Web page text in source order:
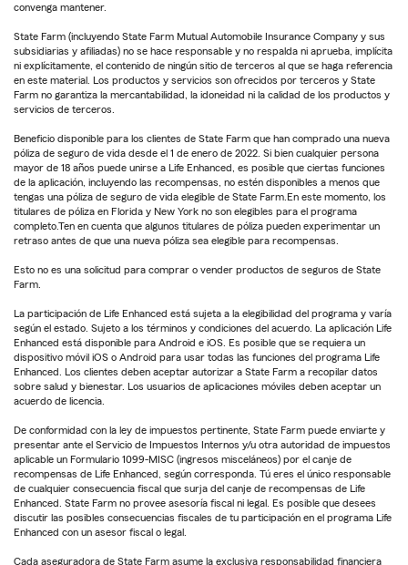
convenga mantener.
State Farm (incluyendo State Farm Mutual Automobile Insurance Company y sus
subsidiarias y afiliadas) no se hace responsable y no respalda ni aprueba, implícita
ni explícitamente, el contenido de ningún sitio de terceros al que se haga referencia
en este material. Los productos y servicios son ofrecidos por terceros y State
Farm no garantiza la mercantabilidad, la idoneidad ni la calidad de los productos y
servicios de terceros.
Beneficio disponible para los clientes de State Farm que han comprado una nueva
póliza de seguro de vida desde el 1 de enero de 2022. Si bien cualquier persona
mayor de 18 años puede unirse a Life Enhanced, es posible que ciertas funciones
de la aplicación, incluyendo las recompensas, no estén disponibles a menos que
tengas una póliza de seguro de vida elegible de State Farm.En este momento, los
titulares de póliza en Florida y New York no son elegibles para el programa
completo.Ten en cuenta que algunos titulares de póliza pueden experimentar un
retraso antes de que una nueva póliza sea elegible para recompensas.
Esto no es una solicitud para comprar o vender productos de seguros de State
Farm.
La participación de Life Enhanced está sujeta a la elegibilidad del programa y varía
según el estado. Sujeto a los términos y condiciones del acuerdo. La aplicación Life
Enhanced está disponible para Android e iOS. Es posible que se requiera un
dispositivo móvil iOS o Android para usar todas las funciones del programa Life
Enhanced. Los clientes deben aceptar autorizar a State Farm a recopilar datos
sobre salud y bienestar. Los usuarios de aplicaciones móviles deben aceptar un
acuerdo de licencia.
De conformidad con la ley de impuestos pertinente, State Farm puede enviarte y
presentar ante el Servicio de Impuestos Internos y/u otra autoridad de impuestos
aplicable un Formulario 1099-MISC (ingresos misceláneos) por el canje de
recompensas de Life Enhanced, según corresponda. Tú eres el único responsable
de cualquier consecuencia fiscal que surja del canje de recompensas de Life
Enhanced. State Farm no provee asesoría fiscal ni legal. Es posible que desees
discutir las posibles consecuencias fiscales de tu participación en el programa Life
Enhanced con un asesor fiscal o legal.
Cada aseguradora de State Farm asume la exclusiva responsabilidad financiera